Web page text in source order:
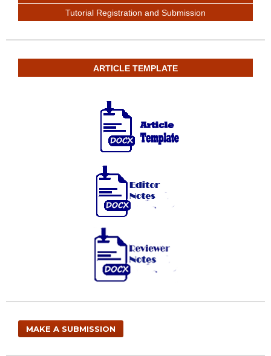
Tutorial Registration and Submission
ARTICLE TEMPLATE
MAKE A SUBMISSION